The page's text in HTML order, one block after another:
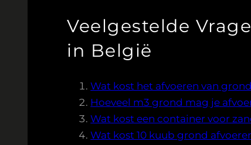
Veelgestelde
in België
Wat kost het afvoeren van
Hoeveel m3 grond mag je
Wat kost een container voor
Wat kost 10 kuub grond